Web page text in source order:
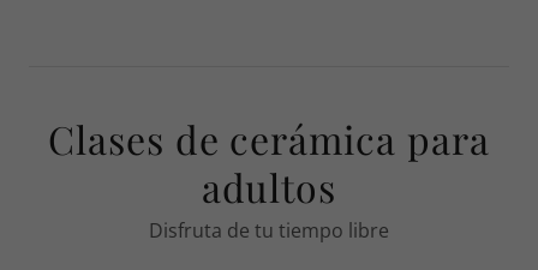
Clases de cerámica para
adultos
Disfruta de tu tiempo libre